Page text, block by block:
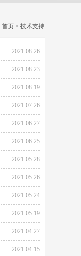
首页 > 技术支持
2021-08-26
2021-08-23
2021-08-19
2021-07-26
2021-06-27
2021-06-25
2021-05-28
2021-05-26
2021-05-24
2021-05-19
2021-04-27
2021-04-15